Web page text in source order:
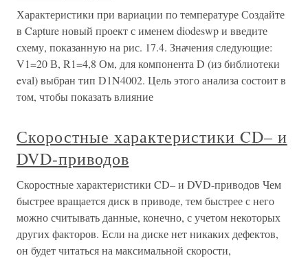
Характеристики при вариации по температуре Создайте
в Capture новый проект с именем diodeswp и введите
схему, показанную на рис. 17.4. Значения следующие:
V1=20 В, R1=4,8 Ом, для компонента D (из библиотеки
eval) выбран тип D1N4002. Цель этого анализа состоит в
том, чтобы показать влияние
Скоростные характеристики CD– и
DVD-приводов
Скоростные характеристики CD– и DVD-приводов Чем
быстрее вращается диск в приводе, тем быстрее с него
можно считывать данные, конечно, с учетом некоторых
других факторов. Если на диске нет никаких дефектов,
он будет читаться на максимальной скорости,